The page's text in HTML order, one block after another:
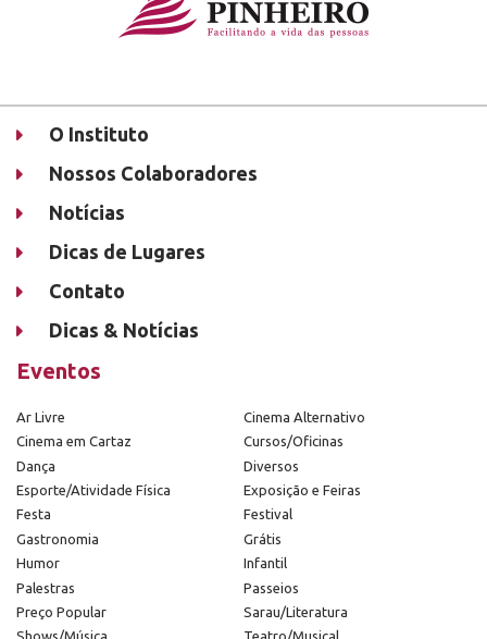
O Instituto
Nossos Colaboradores
Notícias
Dicas de Lugares
Contato
Dicas & Notícias
Eventos
Ar Livre
Cinema Alternativo
Cinema em Cartaz
Cursos/Oficinas
Dança
Diversos
Esporte/Atividade Física
Exposição e Feiras
Festa
Festival
Gastronomia
Grátis
Humor
Infantil
Palestras
Passeios
Preço Popular
Sarau/Literatura